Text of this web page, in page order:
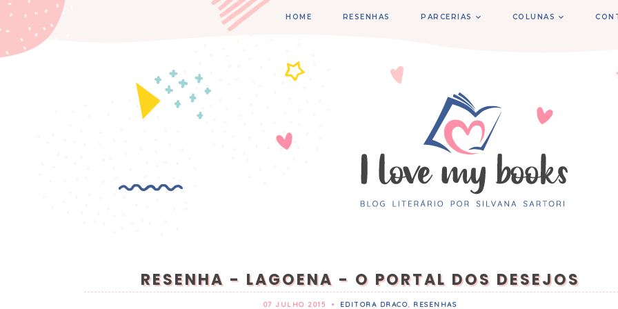
HOME RESENHAS PARCERIAS COLUNAS
RESENHA - LAGOENA - O PORTAL DOS DESEJOS
07 JULHO 2015 • EDITORA DRACO RESENHAS